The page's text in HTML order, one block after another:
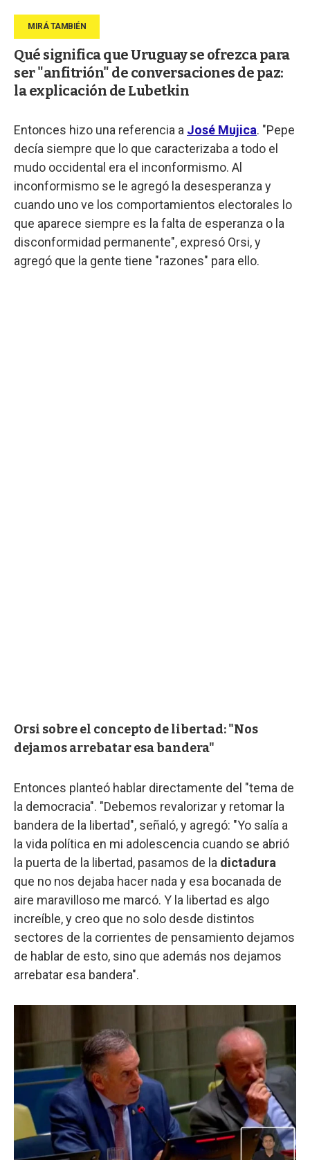
Qué significa que Uruguay se ofrezca para
ser "anfitrión" de conversaciones de paz:
la explicación de Lubetkin
Entonces hizo una referencia a José Mujica. "Pepe
decía siempre que lo que caracterizaba a todo el
mudo occidental era el inconformismo. Al
inconformismo se le agregó la desesperanza y
cuando uno ve los comportamientos electorales lo
que aparece siempre es la falta de esperanza o la
disconformidad permanente", expresó Orsi, y
agregó que la gente tiene "razones" para ello.
Orsi sobre el concepto de libertad: "Nos
dejamos arrebatar esa bandera"
Entonces planteó hablar directamente del "tema de
la democracia". "Debemos revalorizar y retomar la
bandera de la libertad", señaló, y agregó: "Yo salía a
la vida política en mi adolescencia cuando se abrió
la puerta de la libertad, pasamos de la dictadura
que no nos dejaba hacer nada y esa bocanada de
aire maravilloso me marcó. Y la libertad es algo
increíble, y creo que no solo desde distintos
sectores de la corrientes de pensamiento dejamos
de hablar de esto, sino que además nos dejamos
arrebatar esa bandera".